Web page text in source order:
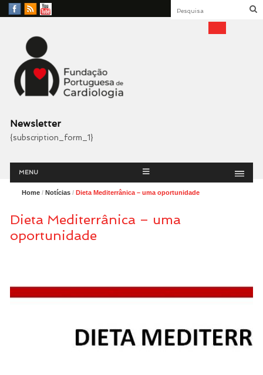
Facebook
RSS
YouTube
Fundação Portuguesa
Cardiologia
Newsletter
{subscription_form_1}
Menu
MENU
Home/ Notícias/ Dieta Mediterrânica – uma oportunidade
Dieta Mediterrânica – uma
oportunidade